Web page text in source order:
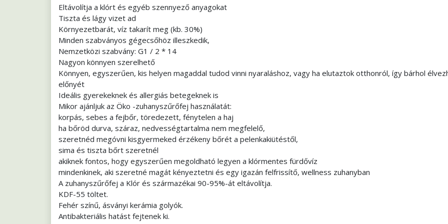
Eltávolítja a klórt és egyéb szennyező anyagokat
Tiszta és lágy vizet ad
Környezetbarát, víz takarít meg (kb. 30%)
Minden szabványos gégecsőhöz illeszkedik,
Nemzetközi szabvány: G1 / 2 * 14
Nagyon könnyen szerelhető
Könnyen, egyszerűen, kis helyen magaddal tudod vinni nyaraláshoz, vagy ha elutaztok otthonról, így bárhol
előnyét
Ideális gyerekeknek és allergiás betegeknek is
Mikor ajánljuk az Öko -zuhanyszűrőfej használatát:
korpás, sebes a fejbőr, töredezett, fénytelen a haj
ha bőröd durva, száraz, nedvességtartalma nem megfelelő,
szeretnéd megóvni kisgyermeked érzékeny bőrét a pelenkakiütéstől,
sima és tiszta bőrt szeretnél
akiknek fontos, hogy egyszerűen megoldható legyen a klórmentes fürdővíz
mindenkinek, aki szeretné magát kényeztetni és egy igazán felfrissítő, wellness zuhanyban
A zuhanyszűrőfej a Klór és származékai 90-95%-át eltávolítja.
KDF-55 töltet.
Fehér színű, ásványi kerámia golyók.
Antibakteriális hatást fejtenek ki.